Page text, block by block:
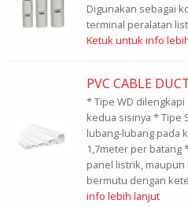
Digunakan sebagai
terminal peralatan
Ketuk untuk info
PVC CABLE
* Tipe WD
kedua sisinya * Tipe
lubang-lubang pada
1,7meter per batang
panel listrik,
bermutu dengan
info lebih lanjut